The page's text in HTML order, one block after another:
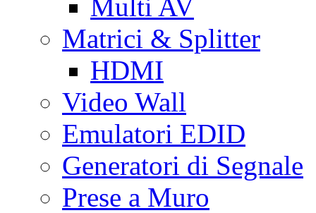
Multi AV
Matrici & Splitter
HDMI
Video Wall
Emulatori EDID
Generatori di Segnale
Prese a Muro